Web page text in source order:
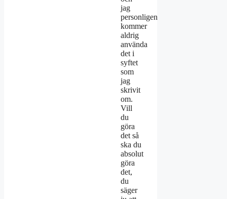
jag
personligen
kommer
aldrig
använda
det i
syftet
som
jag
skrivit
om.
Vill
du
göra
det så
ska du
absolut
göra
det,
du
säger